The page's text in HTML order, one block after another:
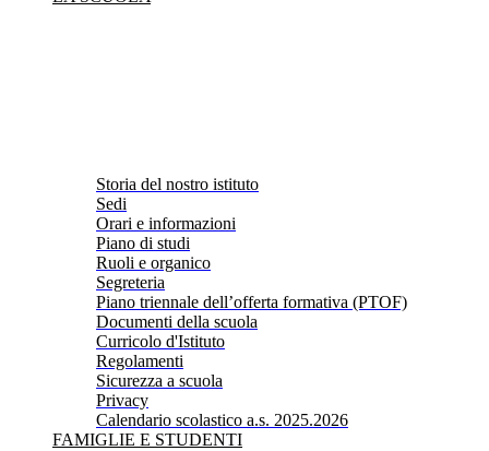
Storia del nostro istituto
Sedi
Orari e informazioni
Piano di studi
Ruoli e organico
Segreteria
Piano triennale dell’offerta formativa (PTOF)
Documenti della scuola
Curricolo d'Istituto
Regolamenti
Sicurezza a scuola
Privacy
Calendario scolastico a.s. 2025.2026
FAMIGLIE E STUDENTI